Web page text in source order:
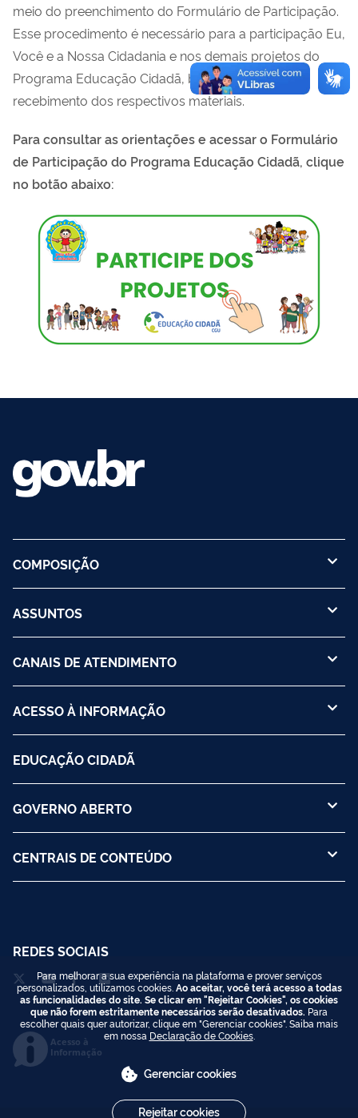
meio do preenchimento do Formulário de Participação.
Esse procedimento é necessário para a participação Eu,
Você e a Nossa Cidadania e nos demais projetos do
Programa Educação Cidadã, bem como para o
recebimento dos respectivos materiais.
Para consultar as orientações e acessar o Formulário
de Participação do Programa Educação Cidadã, clique
no botão abaixo:
COMPOSIÇÃO
ASSUNTOS
CANAIS DE ATENDIMENTO
ACESSO À INFORMAÇÃO
EDUCAÇÃO CIDADÃ
GOVERNO ABERTO
CENTRAIS DE CONTEÚDO
REDES SOCIAIS
Acesso à
Informação
Para melhorar a sua experiência na plataforma e prover serviços
personalizados, utilizamos cookies. Ao aceitar, você terá acesso a todas
as funcionalidades do site. Se clicar em "Rejeitar Cookies", os cookies
que não forem estritamente necessários serão desativados. Para
escolher quais quer autorizar, clique em "Gerenciar cookies". Saiba mais
em nossa Declaração de Cookies.
Gerenciar cookies
Rejeitar cookies